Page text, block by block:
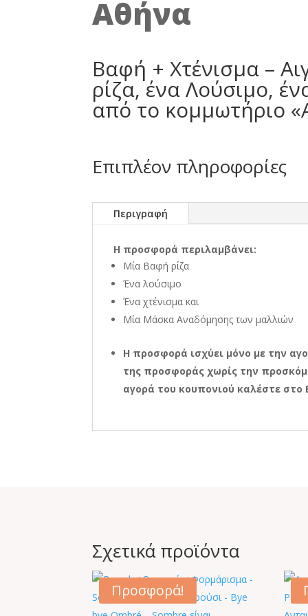
Αθήνα
Βαφή + Χτένισμα –
ρίζα, ένα Λούσιμο,
από το κομμωτήριο
Επιπλέον πληροφορίες
Περιγραφή
Η προσφορά περιλαμβάνει:
Μία Βαφή ρίζα
Ένα λούσιμο
Ένα χτένισμα και
Μία Μάσκα Αναδόμησης των μαλλιών
Η προσφορά ισχύει μόνο με την
της προσφοράς χωρίς την
αγορά του κουπονιού καλέστε στο
Σχετικά προϊόντα
Προσφορά!